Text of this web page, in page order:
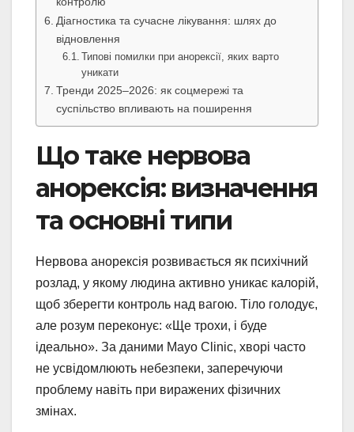
Діагностика та сучасне лікування: шлях до
відновлення
Типові помилки при анорексії, яких варто
уникати
Тренди 2025–2026: як соцмережі та
суспільство впливають на поширення
Що таке нервова
анорексія: визначення
та основні типи
Нервова анорексія розвивається як психічний
розлад, у якому людина активно уникає калорій,
щоб зберегти контроль над вагою. Тіло голодує,
але розум переконує: «Ще трохи, і буде
ідеально». За даними Mayo Clinic, хворі часто
не усвідомлюють небезпеки, заперечуючи
проблему навіть при виражених фізичних
змінах.